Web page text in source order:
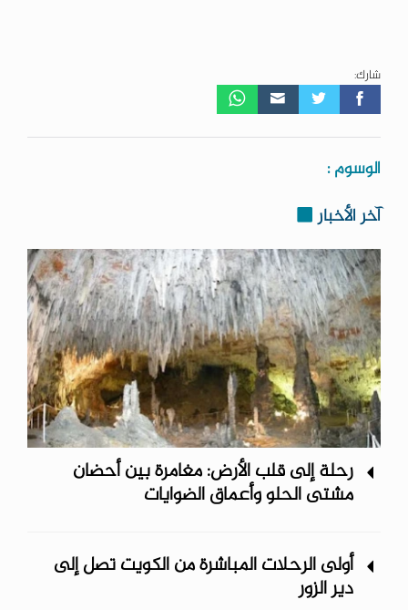
شارك:
الوسوم :
آخر الأخبار
رحلة إلى قلب الأرض: مغامرة بين أحضان
مشتى الحلو وأعماق الضوايات
أولى الرحلات المباشرة من الكويت تصل إلى
دير الزور